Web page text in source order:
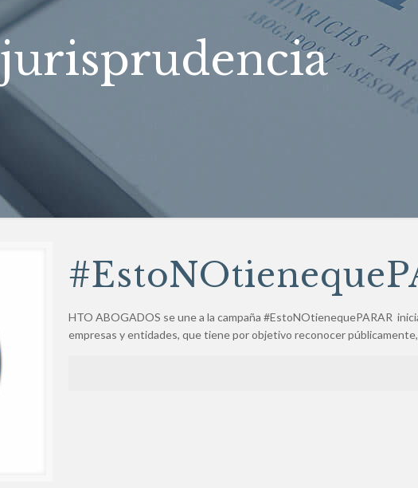
jurisprudencia
HTO ABOGADOS se une a la campaña #EstoNOtienequePARAR
empresas y entidades, que tiene por objetivo reconocer